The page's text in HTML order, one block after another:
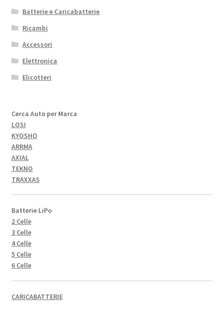
Batterie e Caricabatterie
Ricambi
Accessori
Elettronica
Elicotteri
Cerca Auto per Marca
LOSI
KYOSHO
ARRMA
AXIAL
TEKNO
TRAXXAS
Batterie LiPo
2 Celle
3 Celle
4 Celle
5 Celle
6 Celle
CARICABATTERIE